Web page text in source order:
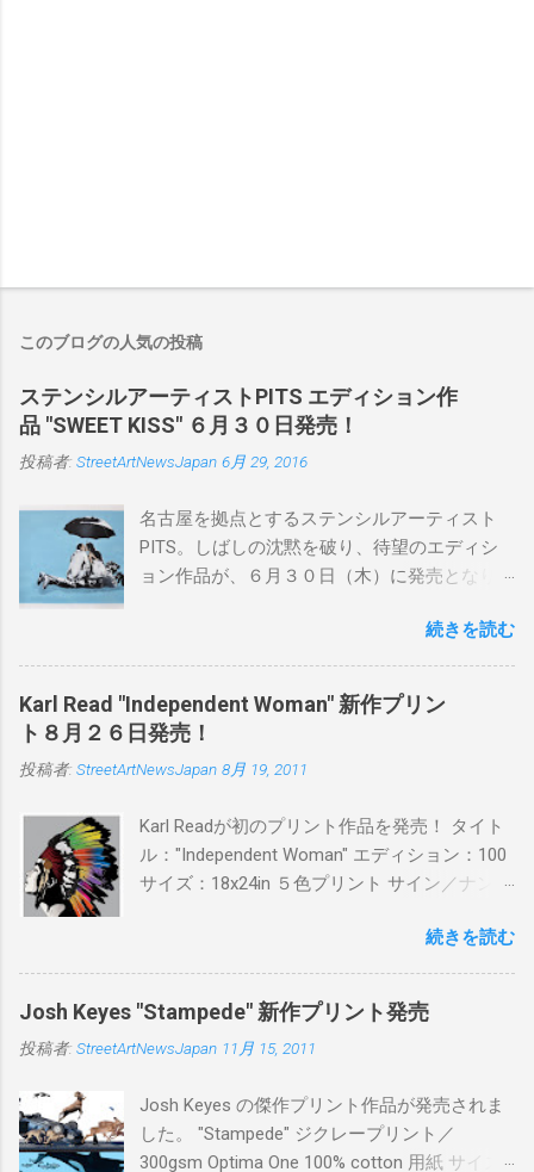
このブログの人気の投稿
ステンシルアーティストPITS エディション作
品 "SWEET KISS" ６月３０日発売！
投稿者: StreetArtNewsJapan 6月 29, 2016
名古屋を拠点とするステンシルアーティスト
PITS。しばしの沈黙を破り、待望のエディシ
ョン作品が、６月３０日（木）に発売となり
品に落とし込むスタイルは今作でも健在。(
PITSの過去記事はこちらから ) 発売日：6月30
日(木)19時 タイトル：SWEET KISS カラー：
BLUE/MINT GREEN/PINK/YELLOW エディショ
ン：各色５ サイズ：800mm × 550mm 価格：
¥16,000(¥17,280) 購入は、 こちら から
続きを読む
Karl Read "Independent Woman" 新作プリン
ト８月２６日発売！
投稿者: StreetArtNewsJapan 8月 19, 2011
Karl Readが初のプリント作品を発売！ タイト
ル："Independent Woman" エディション：100
サイズ：18x24in ５色プリント サイン／ナンバ
ドフィニッシュバージョン（エディション：
25）$125 購入は８月２６日に こちら から
続きを読む
Josh Keyes "Stampede" 新作プリント発売
投稿者: StreetArtNewsJapan 11月 15, 2011
Josh Keyes の傑作プリント作品が発売されま
した。 "Stampede" ジクレープリント／
300gsm Optima One 100% cotton 用紙 サイズ: